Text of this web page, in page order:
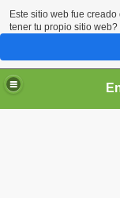
Este sitio web fue
tener tu propio sitio web?